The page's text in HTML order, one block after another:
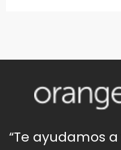
“Te ayudamos